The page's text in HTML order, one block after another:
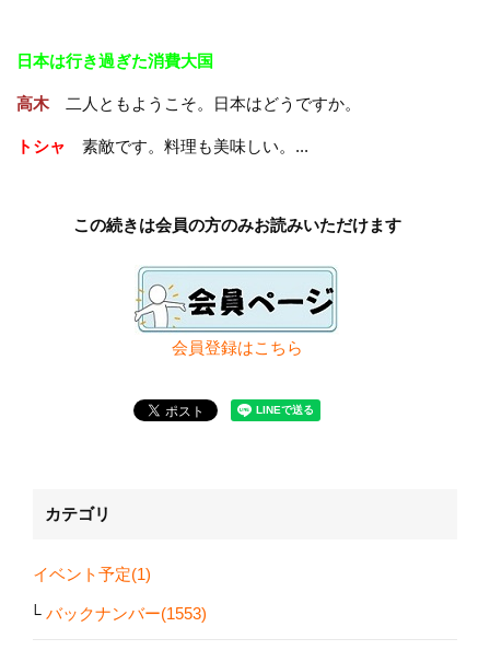
日本は行き過ぎた消費大国
高木二人ともようこそ。日本はどうですか。
トシャ 素敵です。料理も美味しい。...
この続きは会員の方のみお読みいただけます
会員登録はこちら
カテゴリ
イベント予定(1)
バックナンバー(1553)